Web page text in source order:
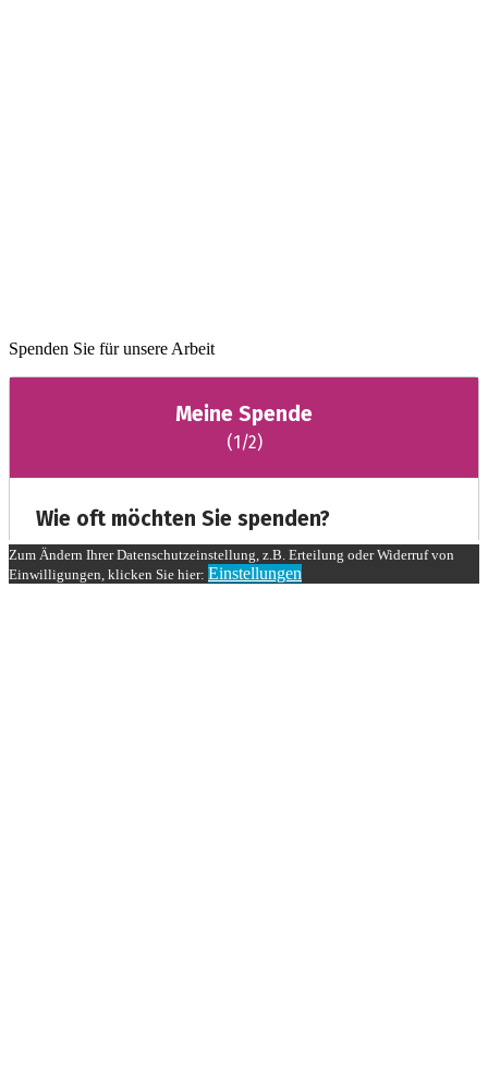
Spenden Sie für unsere Arbeit
Zum Ändern Ihrer Datenschutzeinstellung, z.B. Erteilung oder Widerruf von
Einwilligungen, klicken Sie hier: Einstellungen